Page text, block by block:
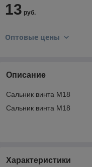
13 руб.
Оптовые цены
Описание
Сальник винта M18
Сальник винта M18
Характеристики